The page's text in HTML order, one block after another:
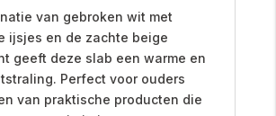
van gebroken wit met
ijsjes en de zachte beige
geeft deze slab een warme en
Perfect voor ouders
van praktische producten die